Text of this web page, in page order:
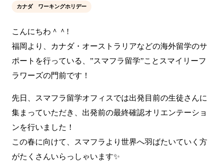
カナダ ワーキングホリデー
こんにちわ＾＾!
福岡より、カナダ・オーストラリアなどの海外留学のサ
ポートを行っている、”スマフラ留学”ことスマイリーフ
ラワーズの門前です！
先日、スマフラ留学オフィスでは出発目前の生徒さんに
集まっていただき、出発前の最終確認オリエンテーショ
ンを行いました！
この春に向けて、スマフラより世界へ羽ばたいていく方
がたくさんいらっしゃいます✨